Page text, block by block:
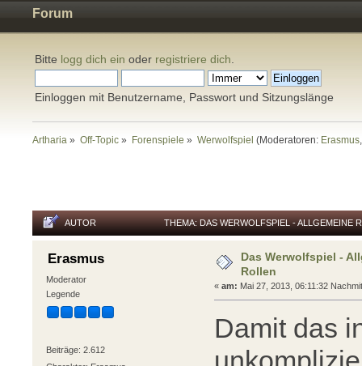
Forum
Bitte logg dich ein oder registriere dich
Einloggen mit Benutzername, Passwort und Sitzungslänge
Artharia » Off-Topic » Forenspiele » Werwolfspiel (Moderatoren: Erasmus
AUTOR THEMA: DAS WERWOLFSPIEL - ALLGEMEINE
Erasmus
Moderator
Legende
Beiträge: 2.612
Das Werwolfspiel -
Rollen
«am: Mai 27, 2013, 06:11:32
Damit das